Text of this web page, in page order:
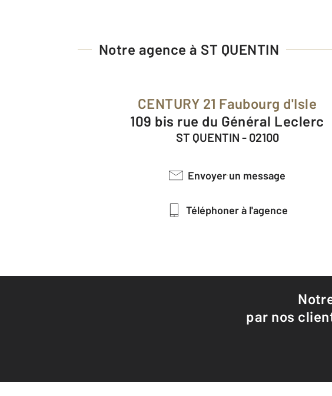
Notre agence à ST QUENTIN
CENTURY 21 Faubourg d'Isle
109 bis rue du Général Leclerc
ST QUENTIN - 02100
Envoyer un message
Téléphoner à l'agence
par nos